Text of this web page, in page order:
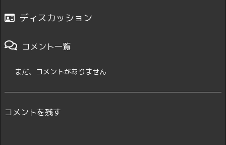
ディスカッション
コメント一覧
まだ、コメントがありません
コメントを残す